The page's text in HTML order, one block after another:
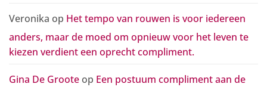
Veronika op Het tempo van rouwen is voor iedereen
anders, maar de moed om opnieuw voor het leven te
kiezen verdient een oprecht compliment.
Gina De Groote op Een postuum compliment aan de